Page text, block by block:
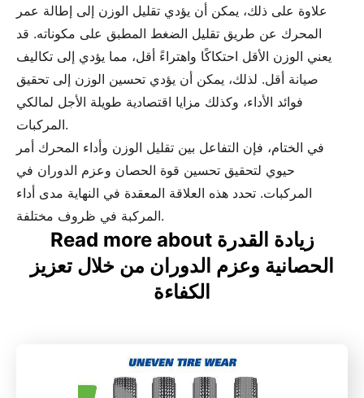
علاوة على ذلك، يمكن أن يؤدي تقليل الوزن إلى إطالة عمر
المحرك عن طريق تقليل الضغط المطبق على مكوناته. قد
يعني الوزن الأقل احتكاكًا واهتراءً أقل، مما يؤدي إلى تكاليف
صيانة أقل. لذلك، يمكن أن يؤدي تحسين الوزن إلى تحقيق
فوائد الأداء، وكذلك مزايا اقتصادية طويلة الأجل لمالكي
المركبات.
في الختام، فإن التفاعل بين تقليل الوزن وأداء المحرك أمر
حيوي لتحقيق تحسين قوة الحصان وعزم الدوران في
المركبات. تحدد هذه العلاقة المعقدة في النهاية مدى أداء
المركبة في ظروف مختلفة.
Read more about زيادة القدرة
الحصانية وعزم الدوران من خلال تعزيز
الكفاءة